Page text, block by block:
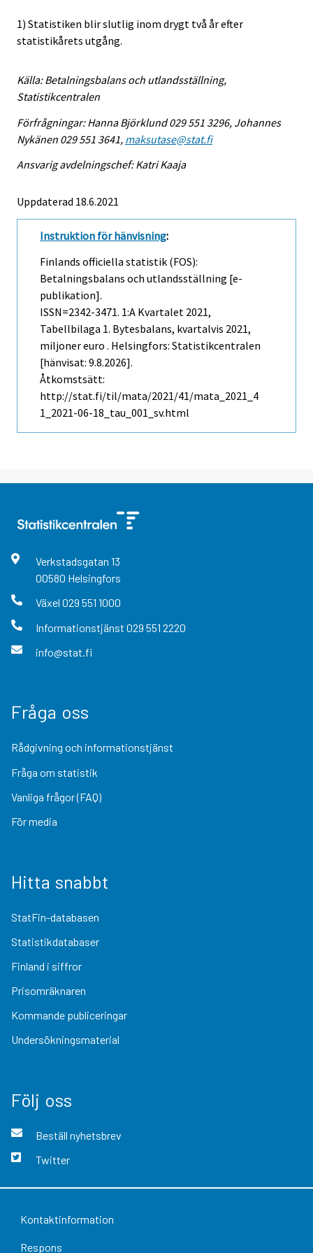
1) Statistiken blir slutlig inom drygt två år efter
statistikårets utgång.
Källa: Betalningsbalans och utlandsställning,
Statistikcentralen
Förfrågningar: Hanna Björklund 029 551 3296, Johannes
Nykänen 029 551 3641, maksutase@stat.fi
Ansvarig avdelningschef: Katri Kaaja
Uppdaterad 18.6.2021
Instruktion för hänvisning:
Finlands officiella statistik (FOS):
Betalningsbalans och utlandsställning [e-
publikation].
ISSN=2342-3471. 1:a Kvartalet 2021,
Tabellbilaga 1. Bytesbalans, kvartalvis 2021,
miljoner euro . Helsingfors: Statistikcentralen
[hänvisat: 9.8.2026].
Åtkomstsätt:
http://stat.fi/til/mata/2021/41/mata_2021_4
1_2021-06-18_tau_001_sv.html
Verkstadsgatan 13
00580 Helsingfors
Växel 029 551 1000
Informationstjänst 029 551 2220
info@stat.fi
Fråga oss
Rådgivning och informationstjänst
Fråga om statistik
Vanliga frågor (FAQ)
För media
Hitta snabbt
StatFin-databasen
Statistikdatabaser
Finland i siffror
Prisomräknaren
Kommande publiceringar
Undersökningsmaterial
Följ oss
Beställ nyhetsbrev
Twitter
Kontaktinformation
Respons